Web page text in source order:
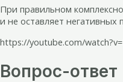
При правильном
и не оставляет негативных
https://youtube.com/
Вопрос-ответ